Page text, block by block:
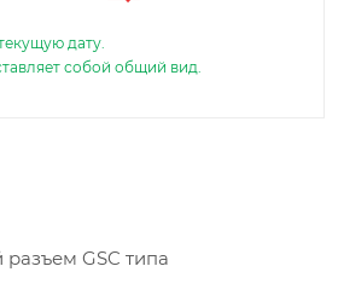
дату.
собой общий вид.
GSC типа